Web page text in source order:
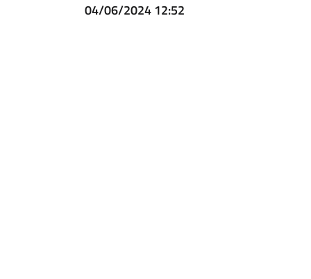
04/06/2024 12:52